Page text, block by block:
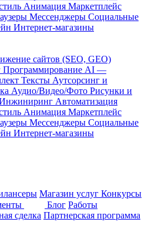
Анимация Маркетплейс
Мессенджеры Социальные
Интернет-магазины
сайтов (SEO, GEO)
Программирование AI —
Тексты Аутсорсинг и
Аудио/Видео/Фото Рисунки и
Автоматизация
Анимация Маркетплейс
Мессенджеры Социальные
Интернет-магазины
Магазин услуг Конкурсы
Блог Работы
сделка Партнерская программа